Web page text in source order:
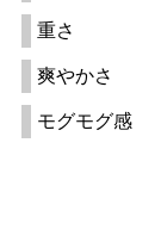
重さ
爽やかさ
モグモグ感